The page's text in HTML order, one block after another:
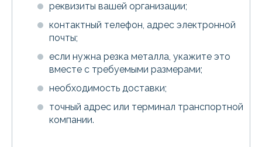
реквизиты вашей организации;
контактный телефон, адрес электронной
почты;
если нужна резка металла, укажите это
вместе с требуемыми размерами;
необходимость доставки;
точный адрес или терминал транспортной
компании.